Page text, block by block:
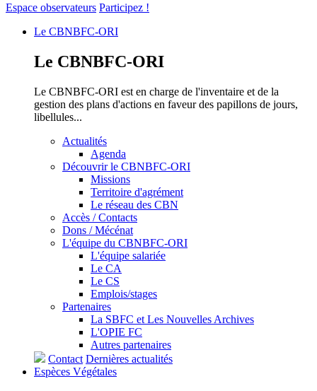
Espace observateurs Participez !
Le CBNBFC-ORI
Le CBNBFC-ORI
Le CBNBFC-ORI est en charge de l'inventaire et de la
gestion des plans d'actions en faveur des papillons de jours,
libellules...
Actualités
Agenda
Découvrir le CBNBFC-ORI
Missions
Territoire d'agrément
Le réseau des CBN
Accès / Contacts
Dons / Mécénat
L'équipe du CBNBFC-ORI
L'équipe salariée
Le CA
Le CS
Emplois/stages
Partenaires
La SBFC et Les Nouvelles Archives
L'OPIE FC
Autres partenaires
Contact Dernières actualités
Espèces Végétales